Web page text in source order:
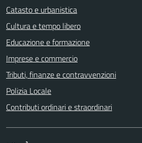
Catasto e urbanistica
Cultura e tempo libero
Educazione e formazione
Imprese e commercio
Tributi, finanze e contravvenzioni
Polizia Locale
Contributi ordinari e straordinari